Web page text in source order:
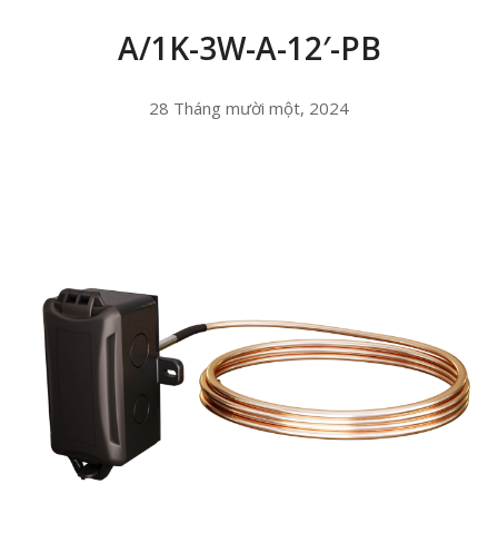
A/1K-3W-A-12′-PB
28 Tháng mười một, 2024